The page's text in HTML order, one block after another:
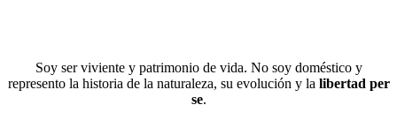
Soy ser viviente y patrimonio de vida. No soy doméstico y
represento la historia de la naturaleza, su evolución y la libertad per
se.